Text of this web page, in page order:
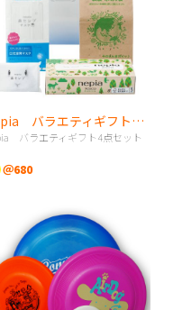
nepia バラエティギフト4点セット
バラエティギフト4点セット
＠680